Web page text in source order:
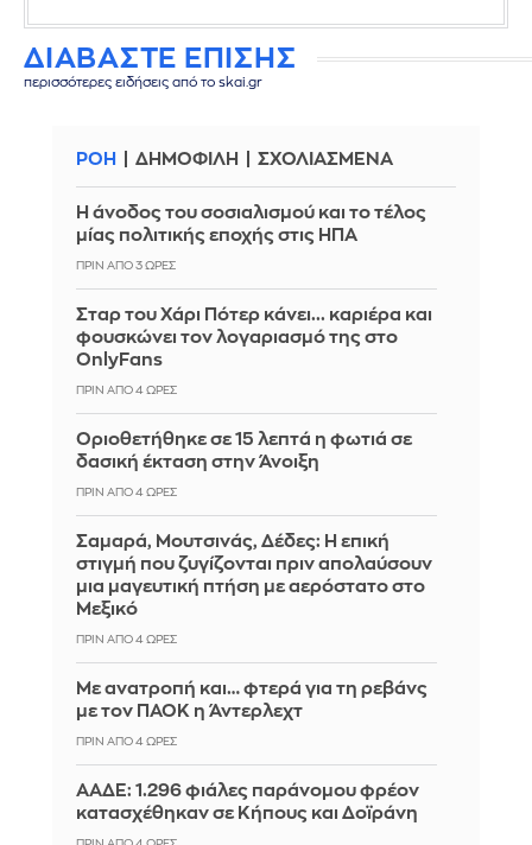
ΔΙΑΒΑΣΤΕ ΕΠΙΣΗΣ
περισσότερες ειδήσεις από το skai.gr
ΡΟΗ ΔΗΜΟΦΙΛΗ ΣΧΟΛΙΑΣΜΕΝΑ
Η άνοδος του σοσιαλισμού και το τέλος
μίας πολιτικής εποχής στις ΗΠΑ
ΠΡΙΝ ΑΠΌ 3 ΏΡΕΣ
Σταρ του Χάρι Πότερ κάνει... καριέρα και
φουσκώνει τον λογαριασμό της στο
OnlyFans
ΠΡΙΝ ΑΠΌ 4 ΏΡΕΣ
Οριοθετήθηκε σε 15 λεπτά η φωτιά σε
δασική έκταση στην Άνοιξη
ΠΡΙΝ ΑΠΌ 4 ΏΡΕΣ
Σαμαρά, Μουτσινάς, Δέδες: Η επική
στιγμή που ζυγίζονται πριν απολαύσουν
μια μαγευτική πτήση με αερόστατο στο
Μεξικό
ΠΡΙΝ ΑΠΌ 4 ΏΡΕΣ
Με ανατροπή και… φτερά για τη ρεβάνς
με τον ΠΑΟΚ η Άντερλεχτ
ΠΡΙΝ ΑΠΌ 4 ΏΡΕΣ
ΑΑΔΕ: 1.296 φιάλες παράνομου φρέον
κατασχέθηκαν σε Κήπους και Δοϊράνη